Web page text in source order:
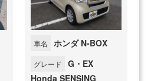
車名 ホンダ N-BOX
グレード
G・EX
Honda SENSING